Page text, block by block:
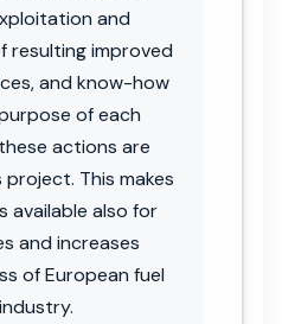
and
resulting improved
and know-how
of each
actions are
This makes
available also for
and increases
of European fuel